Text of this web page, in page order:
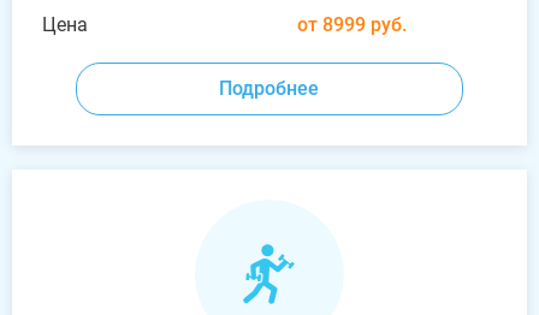
Цена
от 8999 руб.
Подробнее